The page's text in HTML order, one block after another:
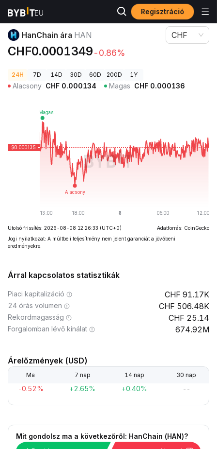
Regisztráció
Kriptovaluta árak
HanChain ára HAN
CHF0.0001349-0.86%
CHF
24H 7D 14D 30D 60D 200D 1Y
Alacsony CHF 0.000134 Magas CHF 0.000136
Utolsó frissítés: 2026-08-08 12:26:33 (UTC+0)
Adatforrás: CoinGecko
Jogi nyilatkozat: A múltbeli teljesítmény nem jelent garanciát a jövőbeni
eredményekre.
Árral kapcsolatos statisztikák
Piaci kapitalizáció 91.17K
24 órás volumen 506.48K
Rekordmagasság 25.14
Forgalomban lévő kínálat 674.92M
Árelőzmények (USD)
Ma 7 nap 14 nap 30 nap
-0.52% +2.65% +0.40% --
Mit gondolsz ma a következőről: HanChain (HAN)?